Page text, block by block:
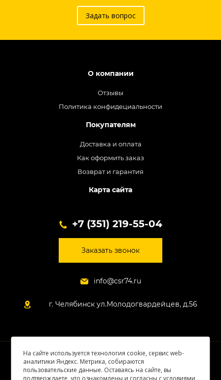
Задать вопрос
О компании
Отзывы
Политика конфидециальности
Покупателям
Доставка и оплата
Как оформить заказ
Возврат и гарантия
Карта сайта
+7 (351) 219-55-04
Заказать звонок
info@csr74.ru
г. Челябинск ул.Молодогвардейцев, д.56
© 2026 Все права защищены
На сайте используется технология cookie, сервис web-
аналитики Яндекс. Метрика, собираются
пользовательские данные. Оставаясь на сайте, вы
подтверждаете, что ознакомлены и согласны с условиями